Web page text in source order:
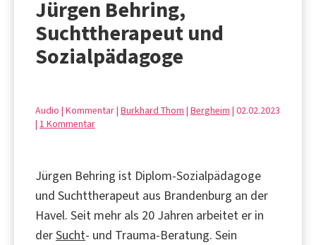
Jürgen Behring,
Suchttherapeut und
Sozialpädagoge
Audio | Kommentar | Burkhard Thom | Bergheim | 02.02.2023
| 1 Kommentar
Jürgen Behring ist Diplom-Sozialpädagoge
und Suchttherapeut aus Brandenburg an der
Havel. Seit mehr als 20 Jahren arbeitet er in
derSucht- und Trauma-Beratung. Sein